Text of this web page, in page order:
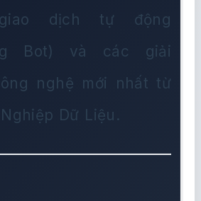
dịch tự động
Bot) và các giải
nghệ mới nhất từ
Dữ Liệu.